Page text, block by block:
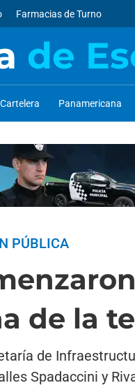
Farmacias de Turno
de
Cartelera Panamericana
PÚBLICA
de la
de
Spadaccini y